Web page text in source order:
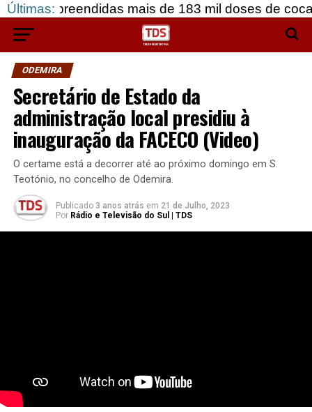
Últimas: mais de 183 mil doses de cocaína, em
ODEMIRA
Secretário de Estado da
administração local presidiu à
inauguração da FACECO (Video)
O certame está a decorrer até ao próximo domingo em S.
Teotónio, no concelho de Odemira.
Publicado 3 anos atrás em 21 de Julho, 2023
Por Rádio e Televisão do Sul | TDS